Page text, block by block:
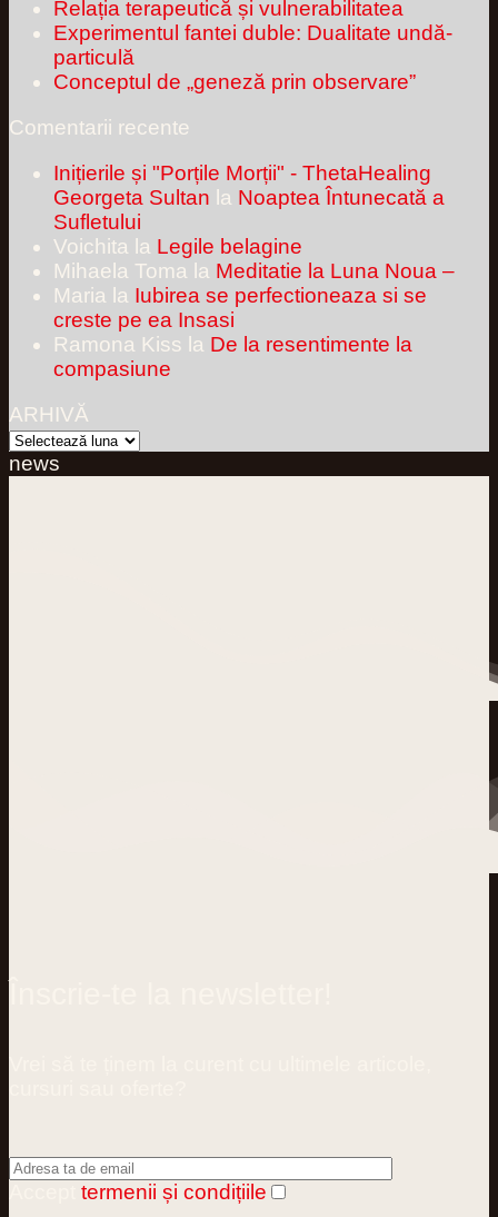
Relația terapeutică și vulnerabilitatea
Experimentul fantei duble: Dualitate undă-
particulă
Conceptul de „geneză prin observare”
Comentarii recente
Inițierile și "Porțile Morții" - ThetaHealing
Georgeta Sultan la Noaptea Întunecată a
Sufletului
Voichita la Legile belagine
Mihaela Toma la Meditatie la Luna Noua –
Maria la Iubirea se perfectioneaza si se
creste pe ea Insasi
Ramona Kiss la De la resentimente la
compasiune
ARHIVĂ
ARHIVĂ
news
termenii și condițiile